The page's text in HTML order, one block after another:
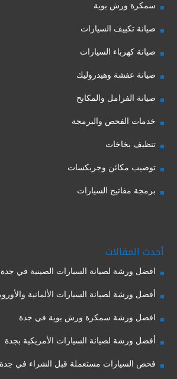
سمكرة ورش بوية
صيانة تكييف السيارات
صيانة كهرباء السيارات
صيانة عفشة وهيدروليك
صيانة الفرامل والمكابح
خدمات الفحص والبرمجة
تنظيف بخاخات
توضيب مكائن وجربكسات
برمجة مفاتيح السيارات
أحدث المقالات
افضل ورشة لصيانة السيارات الصينية في جدة
أفضل ورشة لصيانة السيارات الألمانية
افضل ورشة سمكرة ورش بوية في جدة
أفضل ورشة لصيانة السيارات الأمريكية بجدة
فحص السيارات مستعملة قبل الشراء في جدة